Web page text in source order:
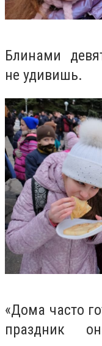
Блинами
не удивишь.
«Дома часто
праздник